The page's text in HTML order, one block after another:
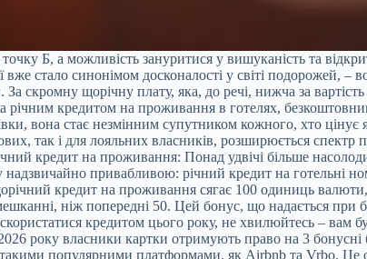
Б, а можливість зануритися у вишуканість та
вже стало синонімом досконалості у світі
скромну щорічну плату, яка, до речі, нижча за
кредитом на проживання в готелях,
вона стає незмінним супутником кожного, хто
так і для лояльних власників, розширюється
кредит на проживання: Понад удвічі більше
привабливою: річний кредит на готельні
кредит на проживання сягає 100 одиниць
ніж попередні 50. Цей бонус, що надається
кредитом цього року, не хвилюйтесь – вам
року власники картки отримують право на 3
такими популярними платформами, як Airbnb та Vrbo.